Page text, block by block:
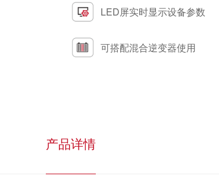
LED屏实时显示设备参数
可搭配混合逆变器使用
产品详情